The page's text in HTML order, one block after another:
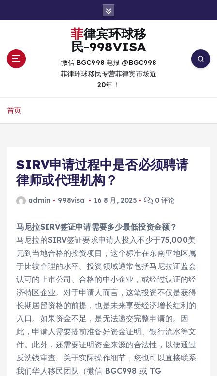
菲律宾环球移
民-998VISA
微信 BGC998 电报 @BGC998
菲律环球移民专营菲律宾市场近
20年！
首页
SIRV申请过程中是否必须聘请
律师或代理机构？
admin 998visa 16 8 月, 2025 0 评论
马尼拉SIRV签证申请需要多少最低投资金额？
马尼拉的SIRV签证要求申请人投入不少于75,000美
元到当地合格的投资项目，这个标准在东南亚地区属
于比较合理的水平。投资领域通常包括马尼拉证监会
认可的上市公司、合格的中小企业，或经过认证的经
济特区企业。对于申请人而言，这笔投资不仅是获得
长期居留资格的前提，也是未来享受经济增长红利的
入口。如果资金不足，是无法递交完整申请的。因
此，申请人需要提前准备好资金证明、银行流水等文
件。此外，还需要证明资金来源的合法性，以便通过
反洗钱审查。关于实际操作细节，您也可以直接联系
我们华人移民团队（微信 BGC998 或 TG